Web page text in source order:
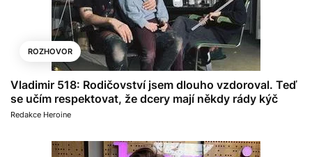
ROZHOVOR
Vladimir 518: Rodičovství jsem dlouho vzdoroval. Teď
se učím respektovat, že dcery mají někdy rády kýč
Redakce Heroine